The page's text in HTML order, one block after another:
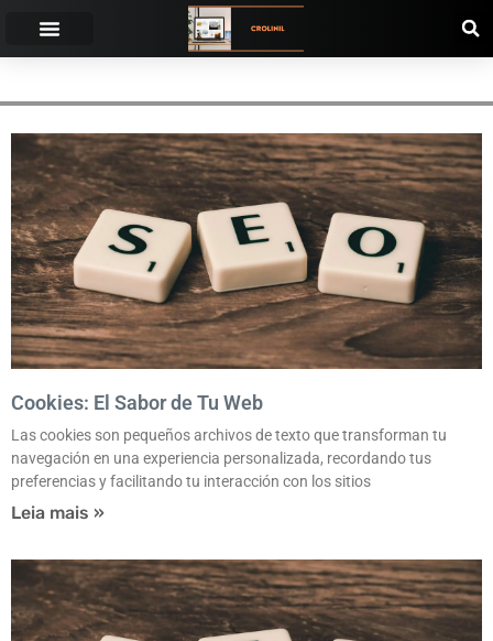
Cookies: El Sabor de Tu Web
Las cookies son pequeños archivos de texto que transforman tu
navegación en una experiencia personalizada, recordando tus
preferencias y facilitando tu interacción con los sitios
Leia mais »